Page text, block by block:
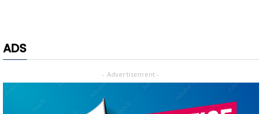
ADS
- Advertisement -